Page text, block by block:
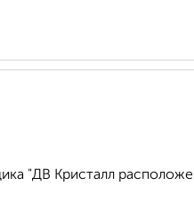
"ДВ Кристалл